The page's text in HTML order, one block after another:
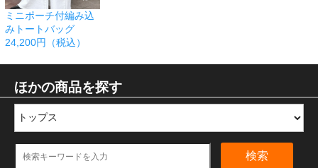
ミニポーチ付編み込
みトートバッグ
24,200円（税込）
ほかの商品を探す
検索